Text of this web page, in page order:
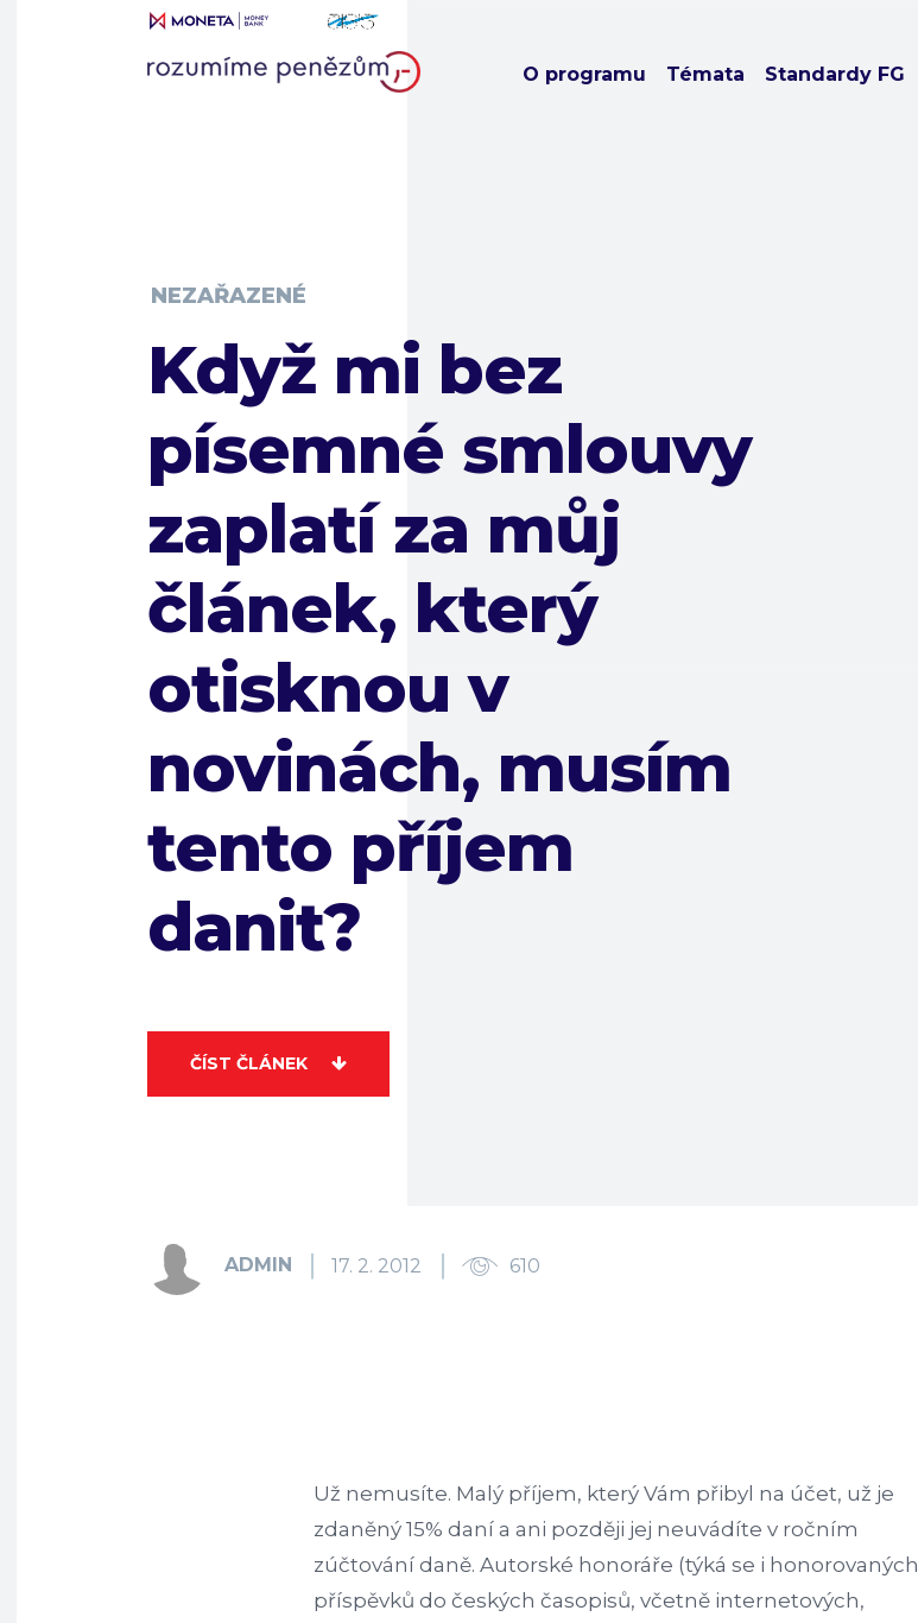
O programu Témata Standardy FG
NEZAŘAZENÉ
Když mi bez
písemné smlouvy
zaplatí za můj
článek, který
otisknou v
novinách, musím
tento příjem
danit?
ČÍST ČLÁNEK
ADMIN 17. 2. 2012 610
Už nemusíte. Malý příjem, který Vám přibyl na účet, už je
zdaněný 15% daní a ani později jej neuvádíte v ročním
zúčtování daně. Autorské honoráře (týká se i honorovaných
příspěvků do českých časopisů, včetně internetových,